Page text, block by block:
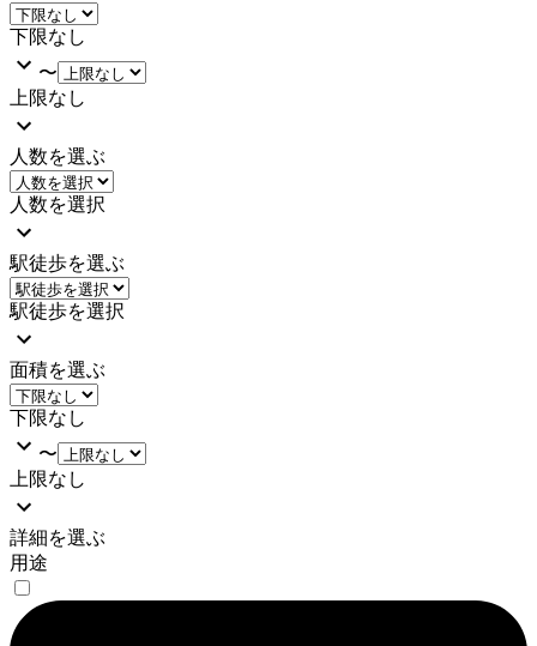
下限なし
〜
上限なし
人数を選ぶ
人数を選択
駅徒歩を選ぶ
駅徒歩を選択
面積を選ぶ
下限なし
〜
上限なし
詳細を選ぶ
用途